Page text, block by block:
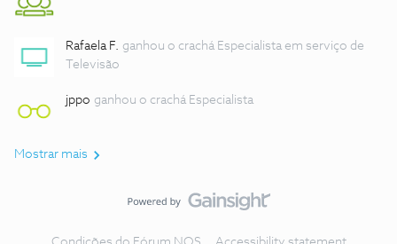
Rafaela F. ganhou o crachá Especialista em serviço de
Televisão
jppo ganhou o crachá Especialista
Mostrar mais